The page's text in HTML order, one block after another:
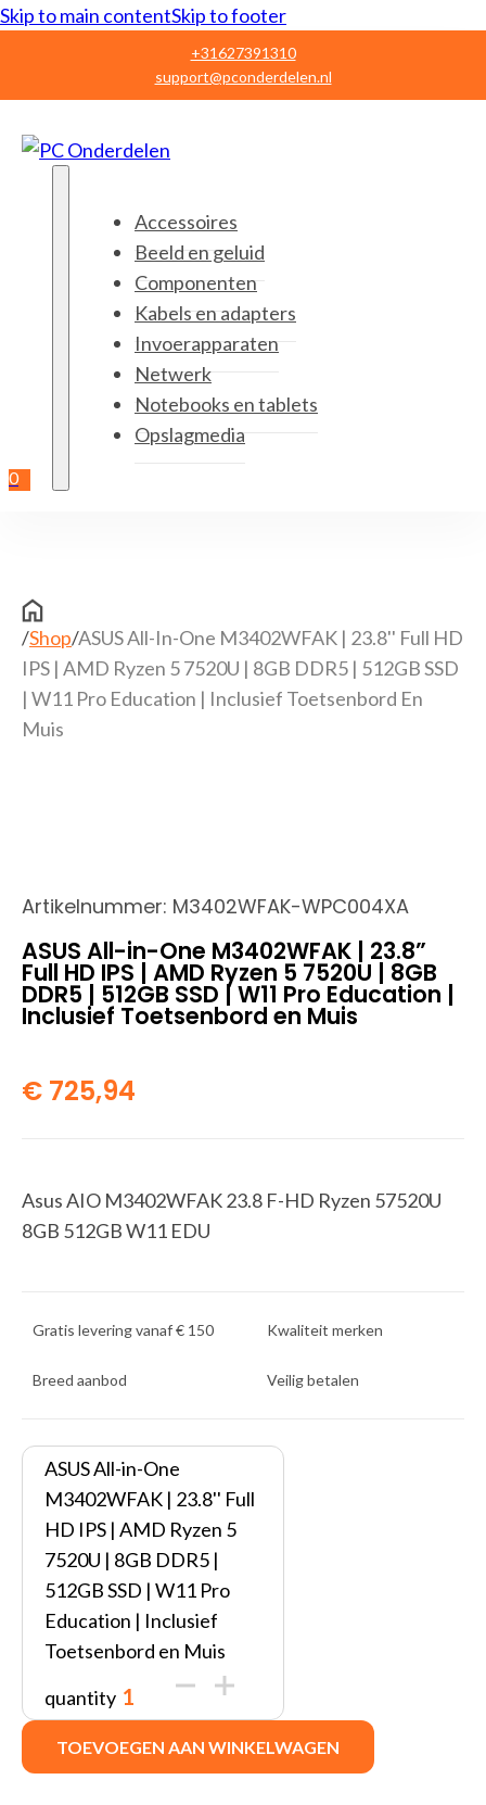
Skip to main contentSkip to footer
+31627391310
support@pconderdelen.nl
0
Accessoires
Beeld en geluid
Componenten
Kabels en adapters
Invoerapparaten
Netwerk
Notebooks en tablets
Opslagmedia
/Shop/ASUS All-In-One M3402WFAK | 23.8'' Full HD
IPS | AMD Ryzen 5 7520U | 8GB DDR5 | 512GB SSD
| W11 Pro Education | Inclusief Toetsenbord En
Muis
Artikelnummer: M3402WFAK-WPC004XA
ASUS All-in-One M3402WFAK | 23.8”
Full HD IPS | AMD Ryzen 5 7520U | 8GB
DDR5 | 512GB SSD | W11 Pro Education |
Inclusief Toetsenbord en Muis
€ 725,94
Asus AIO M3402WFAK 23.8 F-HD Ryzen 57520U
8GB 512GB W11 EDU
Gratis levering vanaf € 150 Kwaliteit merken
Breed aanbod Veilig betalen
ASUS All-in-One
M3402WFAK | 23.8'' Full
HD IPS | AMD Ryzen 5
7520U | 8GB DDR5 |
512GB SSD | W11 Pro
Education | Inclusief
Toetsenbord en Muis
quantity
TOEVOEGEN AAN WINKELWAGEN